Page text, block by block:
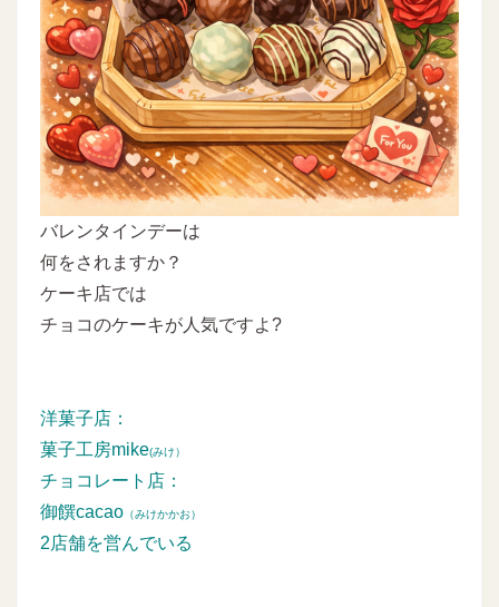
バレンタインデーは
何をされますか？
ケーキ店では
チョコのケーキが人気ですよ?
洋菓子店：
菓子工房mike(みけ）
チョコレート店：
御饌cacao （みけかかお）
2店舗を営んでいる